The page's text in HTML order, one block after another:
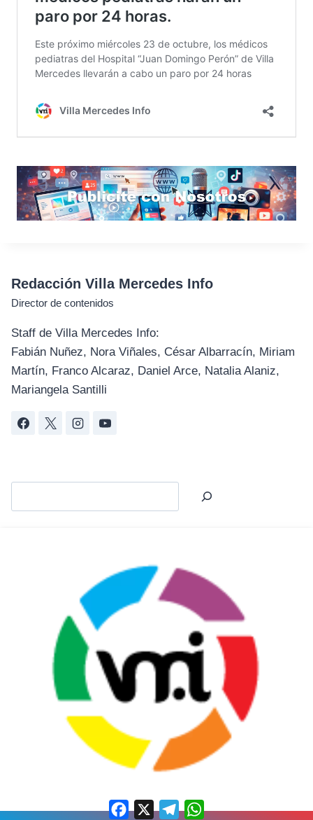
Redacción Villa Mercedes Info
Director de contenidos
Staff de Villa Mercedes Info:
Fabián Nuñez, Nora Viñales, César Albarracín, Miriam
Martín, Franco Alcaraz, Daniel Arce, Natalia Alaniz,
Mariangela Santilli
Facebook
X Telegram